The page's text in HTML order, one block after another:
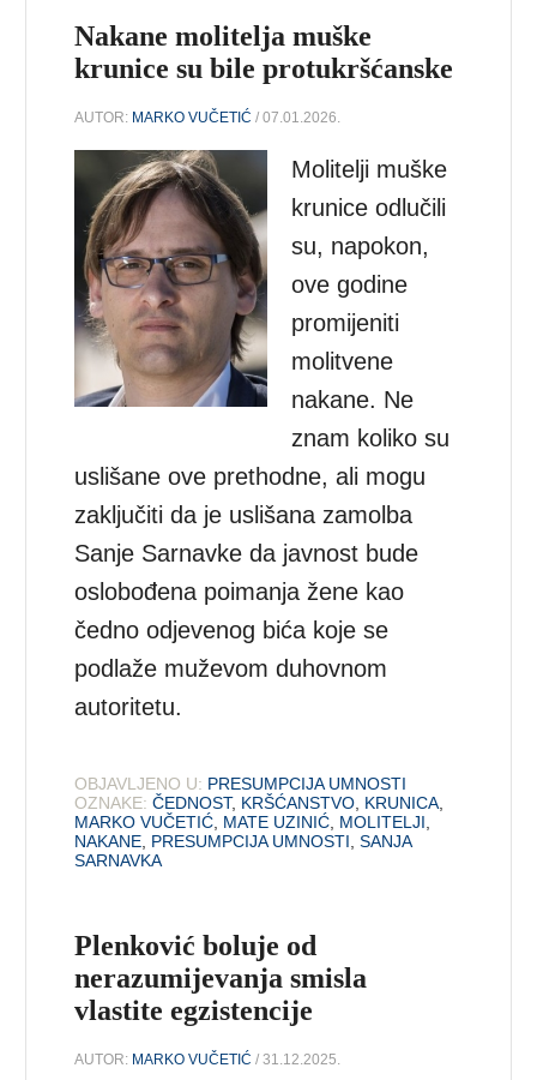
Nakane molitelja muške
krunice su bile protukršćanske
AUTOR: MARKO VUČETIĆ / 07.01.2026.
Molitelji muške
krunice odlučili
su, napokon,
ove godine
promijeniti
molitvene
nakane. Ne
znam koliko su
uslišane ove prethodne, ali mogu
zaključiti da je uslišana zamolba
Sanje Sarnavke da javnost bude
oslobođena poimanja žene kao
čedno odjevenog bića koje se
podlaže muževom duhovnom
autoritetu.
OBJAVLJENO U: PRESUMPCIJA UMNOSTI
OZNAKE: ČEDNOST, KRŠĆANSTVO, KRUNICA,
MARKO VUČETIĆ, MATE UZINIĆ, MOLITELJI,
NAKANE, PRESUMPCIJA UMNOSTI,SANJA
SARNAVKA
Plenković boluje od
nerazumijevanja smisla
vlastite egzistencije
AUTOR: MARKO VUČETIĆ / 31.12.2025.